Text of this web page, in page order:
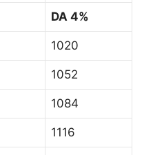
DA 4%
1020
1052
1084
1116